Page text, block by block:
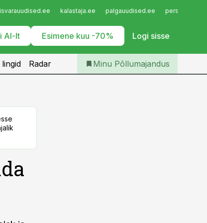
kalastaja.ee palgauudised.ee
AI-lt Esimene kuu -70% Logi sisse
Iseteenindus
Telli Põllumajandus
Radar Minu Põllumajandus